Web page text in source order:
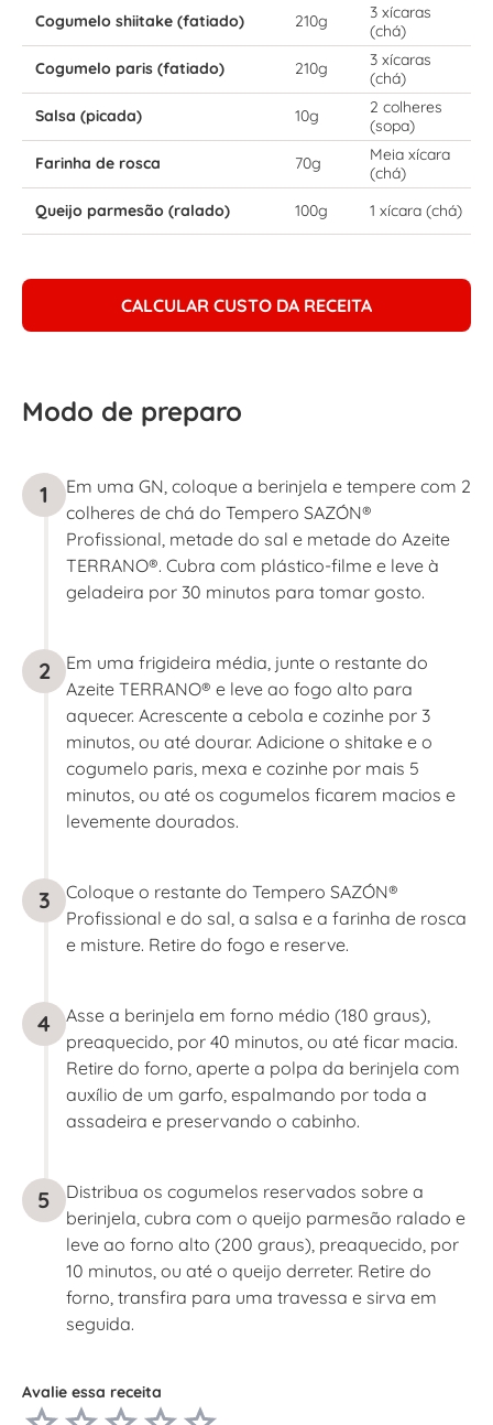
Cogumelo shiitake (fatiado)
210g
3 xícaras
(chá)
Cogumelo paris (fatiado)
210g
3 xícaras
(chá)
Salsa (picada)
10g
2 colheres
(sopa)
Farinha de rosca
70g
Meia xícara
(chá)
Queijo parmesão (ralado)
100g 1 xícara (chá)
CALCULAR CUSTO DA RECEITA
Modo de preparo
1
Em uma GN, coloque a berinjela e tempere com 2
colheres de chá do Tempero SAZÓN®
Profissional, metade do sal e metade do Azeite
TERRANO®. Cubra com plástico-filme e leve à
geladeira por 30 minutos para tomar gosto.
2
Em uma frigideira média, junte o restante do
Azeite TERRANO® e leve ao fogo alto para
aquecer. Acrescente a cebola e cozinhe por 3
minutos, ou até dourar. Adicione o shitake e o
cogumelo paris, mexa e cozinhe por mais 5
minutos, ou até os cogumelos ficarem macios e
levemente dourados.
3
Coloque o restante do Tempero SAZÓN®
Profissional e do sal, a salsa e a farinha de rosca
e misture. Retire do fogo e reserve.
4
Asse a berinjela em forno médio (180 graus),
preaquecido, por 40 minutos, ou até ficar macia.
Retire do forno, aperte a polpa da berinjela com
auxílio de um garfo, espalmando por toda a
assadeira e preservando o cabinho.
5
Distribua os cogumelos reservados sobre a
berinjela, cubra com o queijo parmesão ralado e
leve ao forno alto (200 graus), preaquecido, por
10 minutos, ou até o queijo derreter. Retire do
forno, transfira para uma travessa e sirva em
seguida.
Avalie essa receita